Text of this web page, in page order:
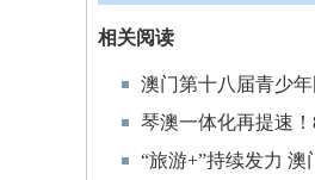
相关阅读
澳门第十八届青少
琴澳一体化再提速
“旅游+”持续发力 澳